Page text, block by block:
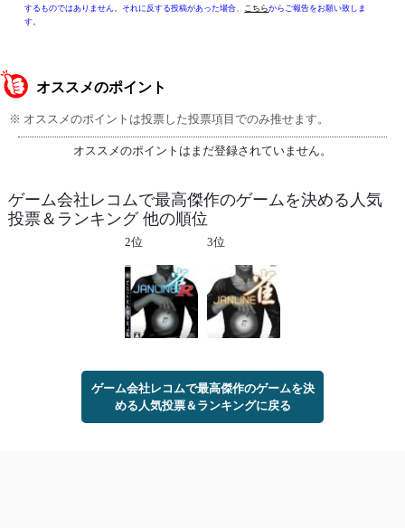
するものではありません。それに反する投稿があった場合、 こちらからご報告をお願い致しま
す。
オススメのポイント
※ オススメのポイントは投票した投票項目でのみ推せます。
オススメのポイントはまだ登録されていません。
ゲーム会社レコムで最高傑作のゲームを決める人気
投票＆ランキング 他の順位
2位 3位
ゲーム会社レコムで最高傑作のゲームを決
める人気投票＆ランキングに戻る